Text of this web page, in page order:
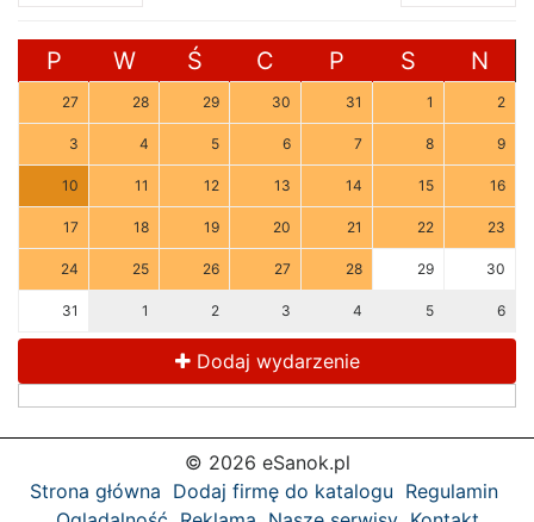
P W Ś C P S N
27 28 29 30 31 1 2
3 4 5 6 7 8 9
10 11 12 13 14 15 16
17 18 19 20 21 22 23
24 25 26 27 28 29 30
31 1 2 3 4 5 6
Dodaj wydarzenie
© 2026 eSanok.pl
Strona główna Dodaj firmę do katalogu Regulamin